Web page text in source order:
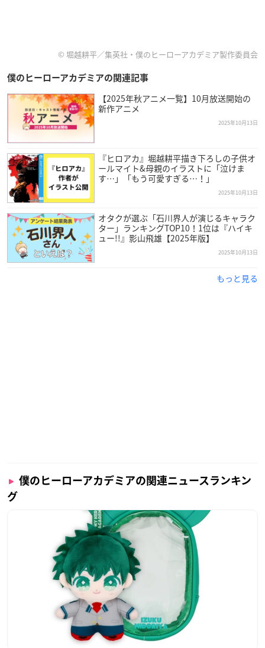
© 堀越耕平／集英社・僕のヒーローアカデミア製作委員会
僕のヒーローアカデミアの関連記事
【2025年秋アニメ一覧】10月放送開始の
新作アニメ
2025年10月13日
『ヒロアカ』堀越耕平描き下ろしの子供オ
ールマイト&母親のイラストに「泣けま
す…」「もう可愛すぎる…！」
2025年10月13日
オタクが選ぶ「石川界人が演じるキャラク
ター」ランキングTOP10！1位は『ハイキ
ュー!!』影山飛雄【2025年版】
2025年10月13日
もっと見る
僕のヒーローアカデミアの関連ニュースランキン
グ